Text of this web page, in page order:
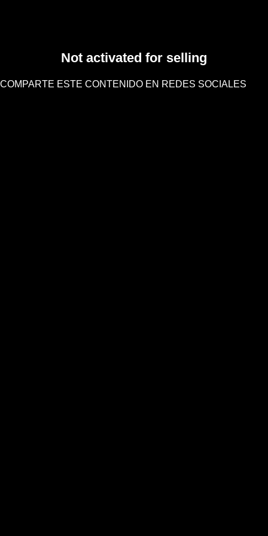
Not activated for selling
COMPARTE ESTE CONTENIDO EN REDES SOCIALES